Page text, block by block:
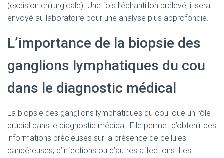
(excision chirurgicale). Une fois l’échantillon prélevé, il sera
envoyé au laboratoire pour une analyse plus approfondie.
L’importance de la biopsie des
ganglions lymphatiques du cou
dans le diagnostic médical
La biopsie des ganglions lymphatiques du cou joue un rôle
crucial dans le diagnostic médical. Elle permet d’obtenir des
informations précieuses sur la présence de cellules
cancéreuses, d’infections ou d’autres affections. Les